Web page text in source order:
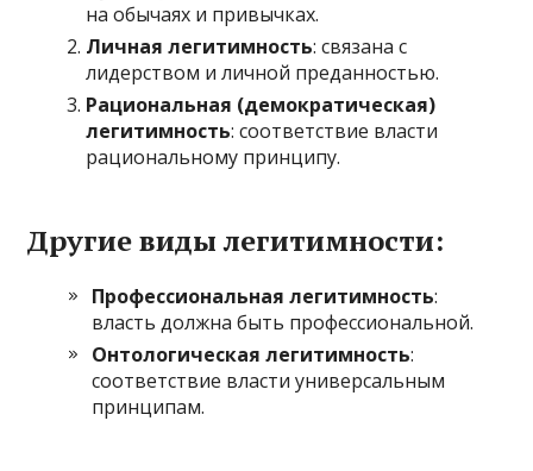
на обычаях и привычках.
Личная легитимность: связана с
лидерством и личной преданностью.
Рациональная (демократическая)
легитимность: соответствие власти
рациональному принципу.
Другие виды легитимности:
Профессиональная легитимность:
власть должна быть профессиональной.
Онтологическая легитимность:
соответствие власти универсальным
принципам.